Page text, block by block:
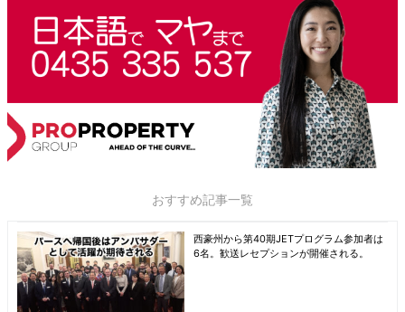
おすすめ記事一覧
西豪州から第40期JETプログラム参加者は
6名。歓送レセプションが開催される。